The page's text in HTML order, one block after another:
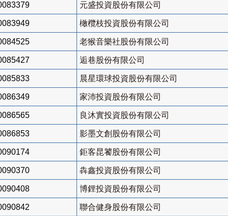
元盛投資股份有限公司
橄欖枝投資股份有限公司
老猴音樂社股份有限公司
逅巷股份有限公司
晨星環球投資股份有限公司
家沛投資股份有限公司
良沐實投資股份有限公司
影墨文創股份有限公司
鉅客昆饕股份有限公司
犇鑫投資股份有限公司
博鋰投資股份有限公司
聯合健身股份有限公司